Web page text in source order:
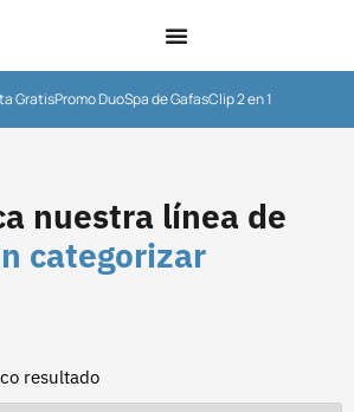
GratisPromo DuoSpa de GafasClip 2 en 1
nuestra línea de
categorizar
resultado